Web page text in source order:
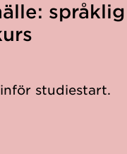
språklig
studiestart.